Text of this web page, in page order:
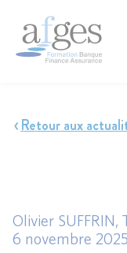
Retour aux
Olivier SUFFRIN,
6 novembre 2025